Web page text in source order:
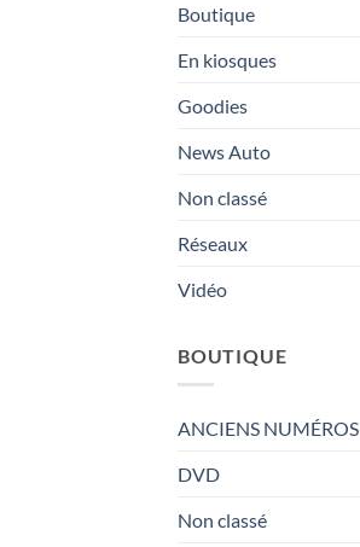
Boutique
En kiosques
Goodies
News Auto
Non classé
Réseaux
Vidéo
BOUTIQUE
ANCIENS NUMÉROS
DVD
Non classé